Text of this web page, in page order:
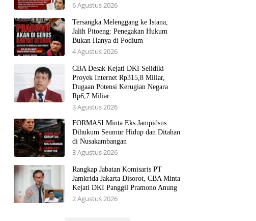
6 Agustus 2026
Tersangka Melenggang ke Istana,
Jalih Pitoeng: Penegakan Hukum
Bukan Hanya di Podium
4 Agustus 2026
CBA Desak Kejati DKI Selidiki
Proyek Internet Rp315,8 Miliar,
Dugaan Potensi Kerugian Negara
Rp6,7 Miliar
3 Agustus 2026
FORMASI Minta Eks Jampidsus
Dihukum Seumur Hidup dan Ditahan
di Nusakambangan
3 Agustus 2026
Rangkap Jabatan Komisaris PT
Jamkrida Jakarta Disorot, CBA Minta
Kejati DKI Panggil Pramono Anung
2 Agustus 2026